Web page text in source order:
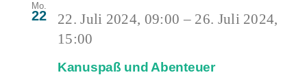
Mo.
22
Kanuspaß und Abenteuer
22. Juli 2024, 09:00 – 26. Juli 2024,
15:00